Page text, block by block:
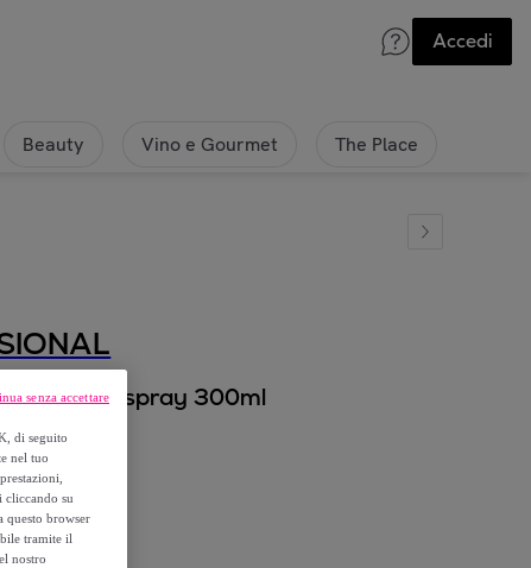
Accedi
Beauty Vino e Gourmet The Place
Hold Hairspray 300ml
di seguito
nel tuo
cliccando su
questo browser
tramite il
nostro
senza accettare